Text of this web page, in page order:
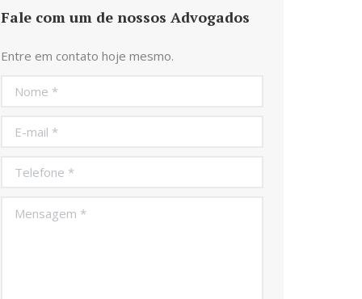
Fale com um de nossos Advogados
Entre em contato hoje mesmo.
Nome *
E-mail *
Telefone *
Mensagem *